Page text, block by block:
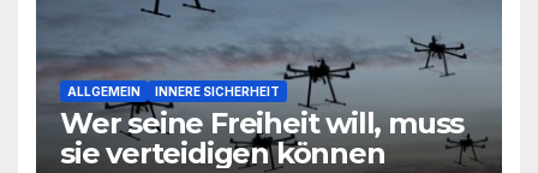
ALLGEMEIN INNERE SICHERHEIT
Wer seine Freiheit will, muss
sie verteidigen können